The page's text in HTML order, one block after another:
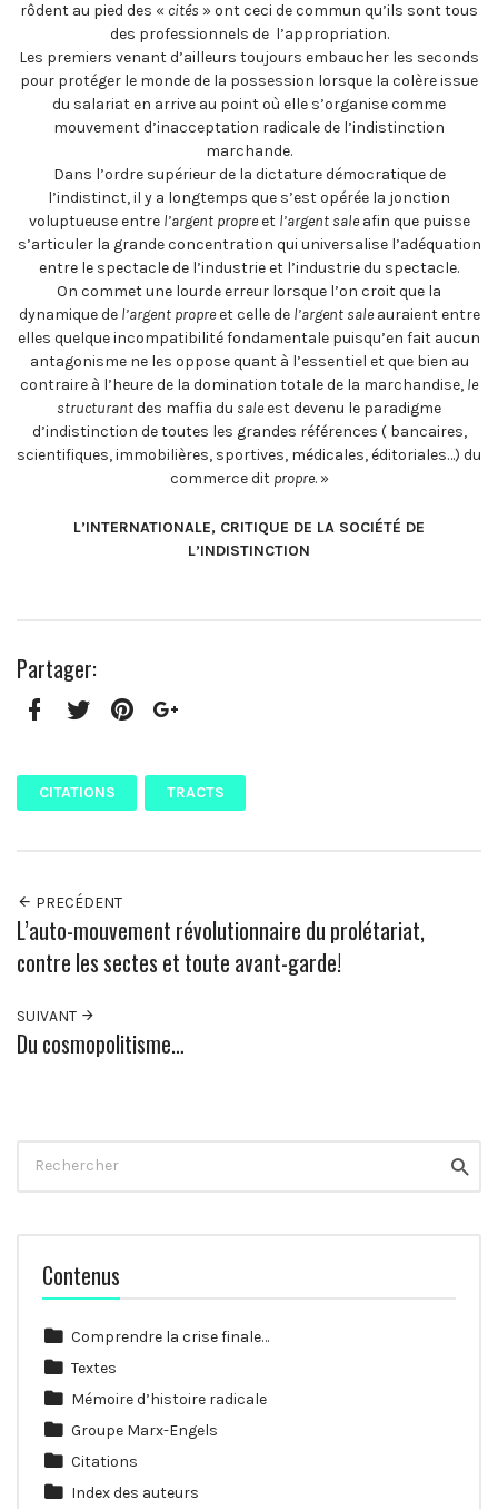
rôdent au pied des « cités » ont ceci de commun qu’ils sont tous
des professionnels de l’appropriation.
Les premiers venant d’ailleurs toujours embaucher les seconds
pour protéger le monde de la possession lorsque la colère issue
du salariat en arrive au point où elle s’organise comme
mouvement d’inacceptation radicale de l’indistinction
marchande.
Dans l’ordre supérieur de la dictature démocratique de
l’indistinct, il y a longtemps que s’est opérée la jonction
voluptueuse entre l’argent propreet l’argent saleafin que puisse
s’articuler la grande concentration qui universalise l’adéquation
entre le spectacle de l’industrie et l’industrie du spectacle.
On commet une lourde erreur lorsque l’on croit que la
dynamique de l’argent propreet celle de l’argent saleauraient entre
elles quelque incompatibilité fondamentale puisqu’en fait aucun
antagonisme ne les oppose quant à l’essentiel et que bien au
contraire à l’heure de la domination totale de la marchandise, le
structurantdes maffia du saleest devenu le paradigme
d’indistinction de toutes les grandes références ( bancaires,
scientifiques, immobilières, sportives, médicales, éditoriales…) du
commerce dit propre. »
L’INTERNATIONALE, CRITIQUE DE LA SOCIÉTÉ DE
L’INDISTINCTION
Partager:
CITATIONS TRACTS
PRECÉDENT
L’auto-mouvement révolutionnaire du prolétariat,
contre les sectes et toute avant-garde!
SUIVANT
Du cosmopolitisme…
Contenus
Comprendre la crise finale…
Textes
Mémoire d’histoire radicale
Groupe Marx-Engels
Citations
Index des auteurs